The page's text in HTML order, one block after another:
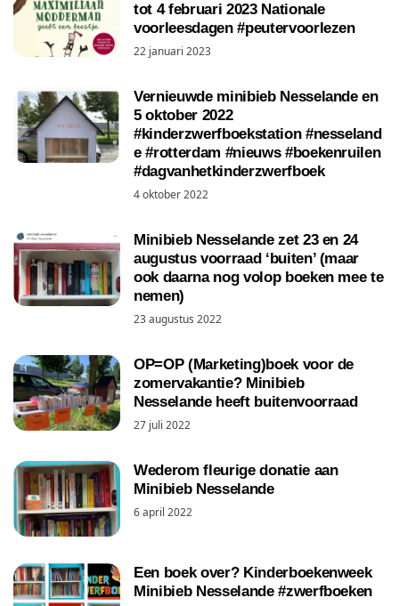
tot 4 februari 2023 Nationale
voorleesdagen #peutervoorlezen
22 januari 2023
Vernieuwde minibieb Nesselande en
5 oktober 2022
#kinderzwerfboekstation #nesseland
e #rotterdam #nieuws #boekenruilen
#dagvanhetkinderzwerfboek
4 oktober 2022
Minibieb Nesselande zet 23 en 24
augustus voorraad ‘buiten’ (maar
ook daarna nog volop boeken mee te
nemen)
23 augustus 2022
OP=OP (Marketing)boek voor de
zomervakantie? Minibieb
Nesselande heeft buitenvoorraad
27 juli 2022
Wederom fleurige donatie aan
Minibieb Nesselande
6 april 2022
Een boek over? Kinderboekenweek
Minibieb Nesselande #zwerfboeken